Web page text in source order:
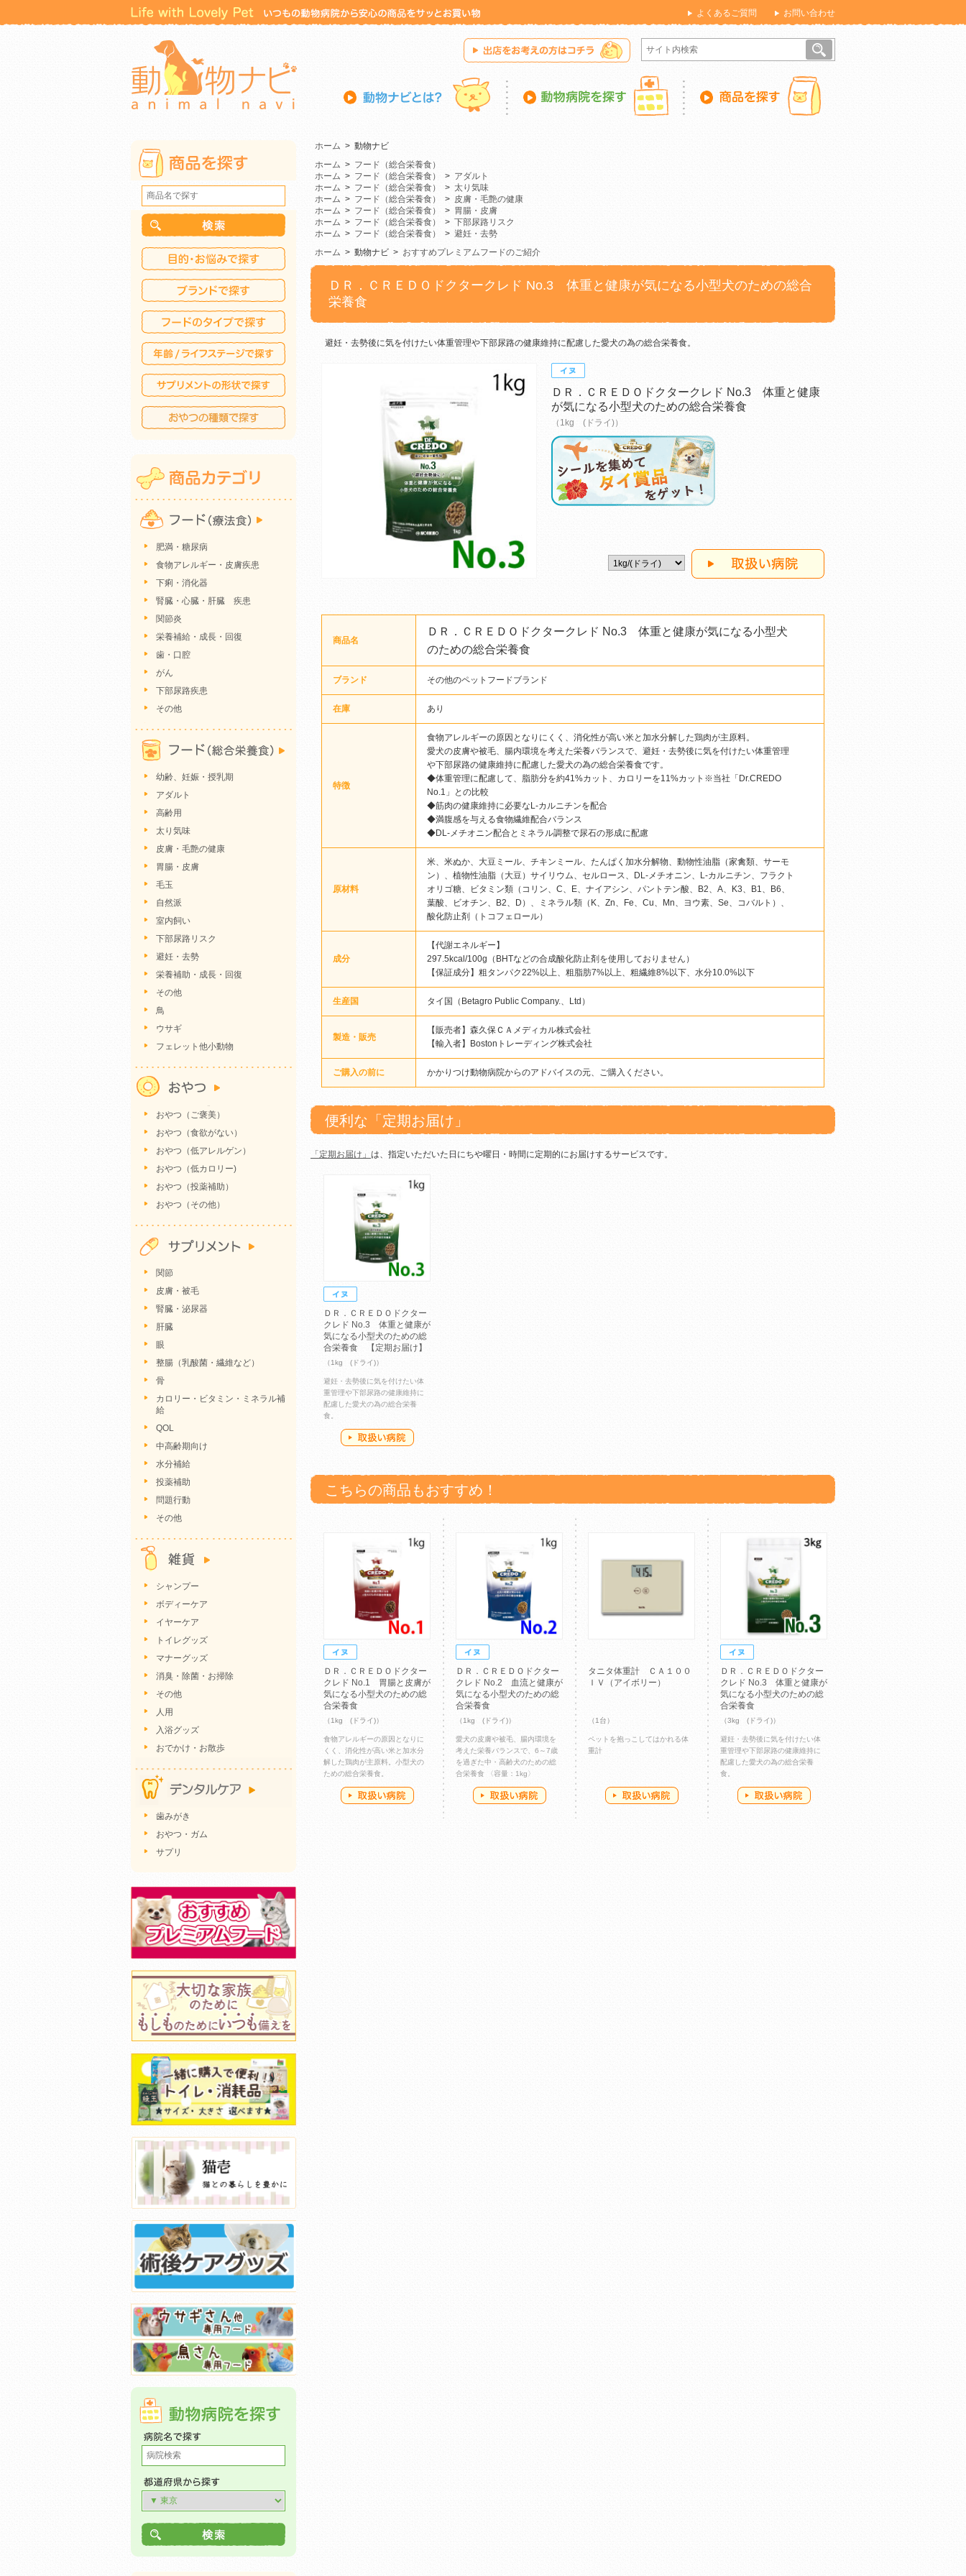
よくあるご質問 お問い合わせ
ホーム > 動物ナビ
ホーム > フード（総合栄養食）
ホーム > フード（総合栄養食） > アダルト
ホーム > フード（総合栄養食） > 太り気味
ホーム > フード（総合栄養食） > 皮膚・毛艶の健康
ホーム > フード（総合栄養食） > 胃腸・皮膚
ホーム > フード（総合栄養食） > 下部尿路リスク
ホーム > フード（総合栄養食） > 避妊・去勢
ホーム > 動物ナビ > おすすめプレミアムフードのご紹介
ＤＲ．ＣＲＥＤＯドクタークレド No.3 体重と健康が気になる小型犬のための総合
栄養食
避妊・去勢後に気を付けたい体重管理や下部尿路の健康維持に配慮した愛犬の為の総合栄養食。
ＤＲ．ＣＲＥＤＯドクタークレド No.3 体重と健康
が気になる小型犬のための総合栄養食
（1kg (ドライ)）
商品名
ＤＲ．ＣＲＥＤＯドクタークレド No.3 体重と健康が気になる小型犬
のための総合栄養食
ブランド その他のペットフードブランド
在庫 あり
特徴
食物アレルギーの原因となりにくく、消化性が高い米と加水分解した鶏肉が主原料。
愛犬の皮膚や被毛、腸内環境を考えた栄養バランスで、避妊・去勢後に気を付けたい体重管理
や下部尿路の健康維持に配慮した愛犬の為の総合栄養食です。
◆体重管理に配慮して、脂肪分を約41%カット、カロリーを11%カット※当社「Dr.CREDO
No.1」との比較
◆筋肉の健康維持に必要なL-カルニチンを配合
◆満腹感を与える食物繊維配合バランス
◆DL-メチオニン配合とミネラル調整で尿石の形成に配慮
原材料
米、米ぬか、大豆ミール、チキンミール、たんぱく加水分解物、動物性油脂（家禽類、サーモ
ン）、植物性油脂（大豆）サイリウム、セルロース、DL-メチオニン、L-カルニチン、フラクト
オリゴ糖、ビタミン類（コリン、C、E、ナイアシン、パントテン酸、B2、A、K3、B1、B6、
葉酸、ビオチン、B2、D）、ミネラル類（K、Zn、Fe、Cu、Mn、ヨウ素、Se、コバルト）、
酸化防止剤（トコフェロール）
成分
【代謝エネルギー】
297.5kcal/100g（BHTなどの合成酸化防止剤を使用しておりません）
【保証成分】粗タンパク22%以上、粗脂肪7%以上、粗繊維8%以下、水分10.0%以下
生産国 タイ国（Betagro Public Company.、Ltd）
製造・販売
【販売者】森久保ＣＡメディカル株式会社
【輸入者】Bostonトレーディング株式会社
ご購入の前に かかりつけ動物病院からのアドバイスの元、ご購入ください。
便利な「定期お届け」
「定期お届け」 は、指定いただいた日にちや曜日・時間に定期的にお届けするサービスです。
ＤＲ．ＣＲＥＤＯドクター
クレド No.3 体重と健康が
気になる小型犬のための総
合栄養食 【定期お届け】
（1kg (ドライ)）
避妊・去勢後に気を付けたい体
重管理や下部尿路の健康維持に
配慮した愛犬の為の総合栄養
食。
こちらの商品もおすすめ！
ＤＲ．ＣＲＥＤＯドクター
クレド No.1 胃腸と皮膚が
気になる小型犬のための総
合栄養食
（1kg (ドライ)）
食物アレルギーの原因となりに
くく、消化性が高い米と加水分
解した鶏肉が主原料。小型犬の
ための総合栄養食。
ＤＲ．ＣＲＥＤＯドクター
クレド No.2 血流と健康が
気になる小型犬のための総
合栄養食
（1kg (ドライ)）
愛犬の皮膚や被毛、腸内環境を
考えた栄養バランスで、6～7歳
を過ぎた中・高齢犬のための総
合栄養食 〈容量：1kg〉
タニタ体重計 ＣＡ１００
ＩＶ（アイボリー）
（1台）
ペットを抱っこしてはかれる体
重計
ＤＲ．ＣＲＥＤＯドクター
クレド No.3 体重と健康が
気になる小型犬のための総
合栄養食
（3kg (ドライ)）
避妊・去勢後に気を付けたい体
重管理や下部尿路の健康維持に
配慮した愛犬の為の総合栄養
食。
肥満・糖尿病
食物アレルギー・皮膚疾患
下痢・消化器
腎臓・心臓・肝臓 疾患
関節炎
栄養補給・成長・回復
歯・口腔
がん
下部尿路疾患
その他
幼齢、妊娠・授乳期
アダルト
高齢用
太り気味
皮膚・毛艶の健康
胃腸・皮膚
毛玉
自然派
室内飼い
下部尿路リスク
避妊・去勢
栄養補助・成長・回復
その他
鳥
ウサギ
フェレット他小動物
おやつ（ご褒美）
おやつ（食欲がない）
おやつ（低アレルゲン）
おやつ（低カロリー)
おやつ（投薬補助）
おやつ（その他）
関節
皮膚・被毛
腎臓・泌尿器
肝臓
眼
整腸（乳酸菌・繊維など）
骨
カロリー・ビタミン・ミネラル補
給
QOL
中高齢期向け
水分補給
投薬補助
問題行動
その他
シャンプー
ボディーケア
イヤーケア
トイレグッズ
マナーグッズ
消臭・除菌・お掃除
その他
人用
入浴グッズ
おでかけ・お散歩
歯みがき
おやつ・ガム
サプリ